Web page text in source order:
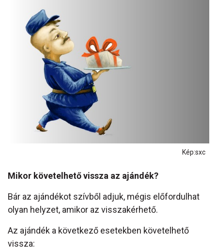
Kép:sxc
Mikor követelhető vissza az ajándék?
Bár az ajándékot szívből adjuk, mégis előfordulhat
olyan helyzet, amikor az visszakérhető.
Az ajándék a következő esetekben követelhető
vissza: